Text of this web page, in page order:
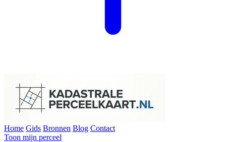
Home Gids Bronnen Blog Contact
Toon mijn perceel